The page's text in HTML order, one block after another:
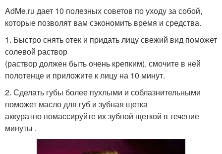
AdMe.ru дает 10 полезных советов по уходу за собой,
которые позволят вам сэкономить время и средства.
1. Быстро снять отек и придать лицу свежий вид поможет
солевой раствор
(раствор должен быть очень крепким), смочите в ней
полотенце и приложите к лицу на 10 минут.
2. Сделать губы более пухлыми и соблазнительными
поможет масло для губ и зубная щетка
аккуратно помассируйте их зубной щеткой в течение
минуты .